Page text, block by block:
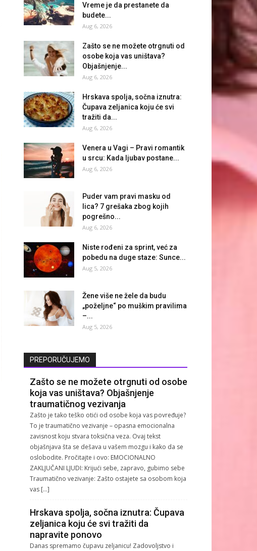
Vreme je da prestanete da
budete...
Aug 6, 2026
Zašto se ne možete otrgnuti od
osobe koja vas uništava?
Objašnjenje...
Aug 6, 2026
Hrskava spolja, sočna iznutra:
Čupava zeljanica koju će svi
tražiti da...
Aug 6, 2026
Venera u Vagi – Pravi romantik
u srcu: Kada ljubav postane...
Aug 6, 2026
Puder vam pravi masku od
lica? 7 grešaka zbog kojih
pogrešno...
Aug 6, 2026
Niste rođeni za sprint, već za
pobedu na duge staze: Sunce...
Aug 5, 2026
Žene više ne žele da budu
„poželjne“ po muškim pravilima
–...
Aug 5, 2026
PREPORUČUJEMO
Zašto se ne možete otrgnuti od osobe
koja vas uništava? Objašnjenje
traumatičnog vezivanja
Zašto je tako teško otići od osobe koja vas povređuje?
To je traumatično vezivanje – opasna emocionalna
zavisnost koju stvara toksična veza. Ovaj tekst
objašnjava šta se dešava u vašem mozgu i kako da se
oslobodite. Pročitajte i ovo: EMOCIONALNO
ZAKLJUČANI LJUDI: Krijući sebe, zapravo, gubimo sebe
Traumatično vezivanje: Zašto ostajete sa osobom koja
vas […]
Hrskava spolja, sočna iznutra: Čupava
zeljanica koju će svi tražiti da
napravite ponovo
Danas spremamo čupavu zeljanicu! Zadovoljstvo i